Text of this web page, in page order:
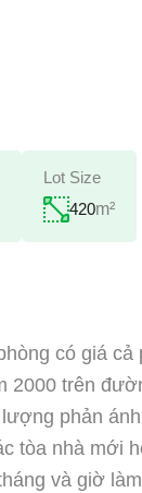
Lot Size
420m²
có giá
trên
phản
tòa nhà mới
và giờ